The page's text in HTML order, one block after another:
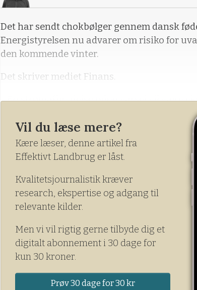
Det har sendt chokbølger gennem dansk
Energistyrelsen nu advarer om risiko for
den kommende vinter.
Det skriver mediet Finans.
- En strømafbrydelse uden varsel vil være
slagterierne vil sådanne afbrydelser
Eriksen, produktionsdirektør i Danish
Vil du læse mere?
Kære læser, denne artikel fra
Effektivt Landbrug er låst.
Kvalitetsjournalistik kræver
research, ekspertise og adgang til
relevante kilder.
Men vi vil rigtig gerne tilbyde dig et
digitalt abonnement i 30 dage for
kun 30 kroner.
Prøv 30 dage for 30 kr